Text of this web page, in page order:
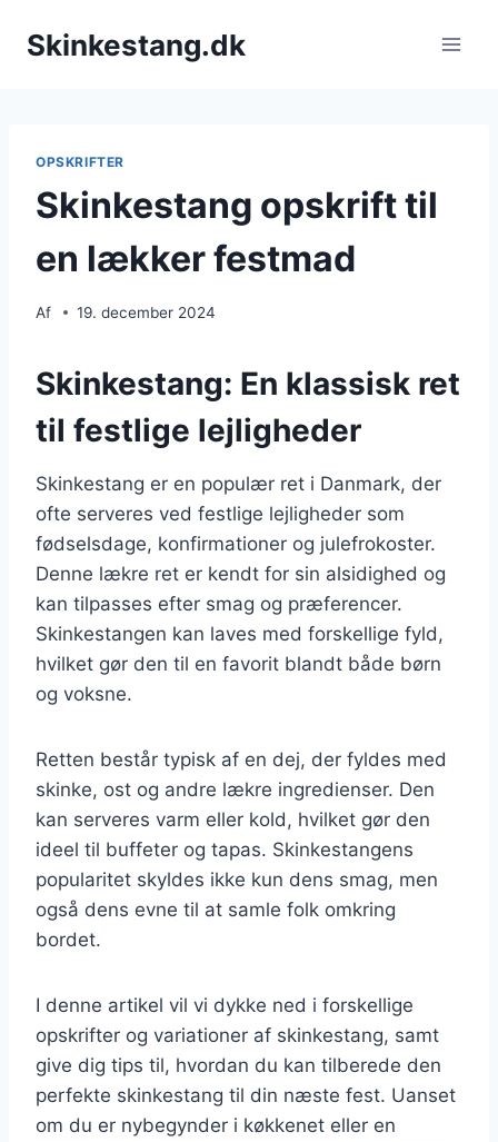
Skinkestang.dk
OPSKRIFTER
Skinkestang opskrift til
en lækker festmad
Af 19. december 2024
Skinkestang: En klassisk ret
til festlige lejligheder
Skinkestang er en populær ret i Danmark, der
ofte serveres ved festlige lejligheder som
fødselsdage, konfirmationer og julefrokoster.
Denne lækre ret er kendt for sin alsidighed og
kan tilpasses efter smag og præferencer.
Skinkestangen kan laves med forskellige fyld,
hvilket gør den til en favorit blandt både børn
og voksne.
Retten består typisk af en dej, der fyldes med
skinke, ost og andre lækre ingredienser. Den
kan serveres varm eller kold, hvilket gør den
ideel til buffeter og tapas. Skinkestangens
popularitet skyldes ikke kun dens smag, men
også dens evne til at samle folk omkring
bordet.
I denne artikel vil vi dykke ned i forskellige
opskrifter og variationer af skinkestang, samt
give dig tips til, hvordan du kan tilberede den
perfekte skinkestang til din næste fest. Uanset
om du er nybegynder i køkkenet eller en